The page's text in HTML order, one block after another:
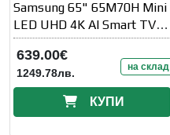
Samsung 65" 65M70H Mini
LED UHD 4K AI Smart TV
50Hz 2026
639.00€
1249.78лв. на склад
КУПИ